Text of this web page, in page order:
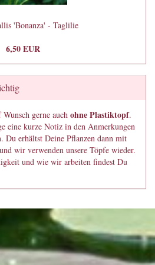
'Bonanza' - Taglilie
6,50 EUR
gerne auch ohne Plastiktopf.
eine kurze Notiz in den Anmerkungen
Du erhältst Deine Pflanzen dann mit
wir verwenden unsere Töpfe wieder.
und wie wir arbeiten findest Du